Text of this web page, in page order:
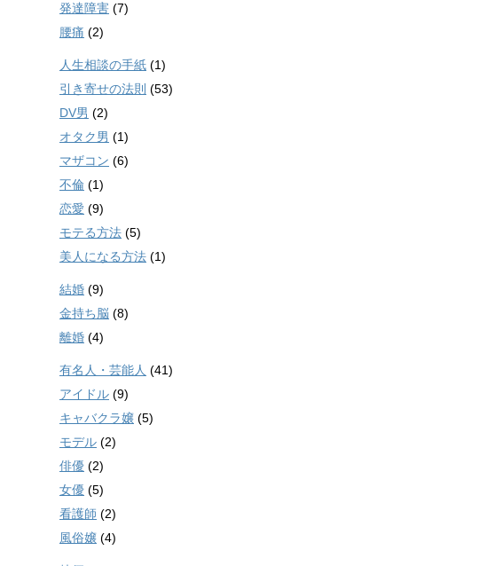
発達障害 (7)
腰痛 (2)
人生相談の手紙 (1)
引き寄せの法則 (53)
DV男 (2)
オタク男 (1)
マザコン (6)
不倫 (1)
恋愛 (9)
モテる方法 (5)
美人になる方法 (1)
結婚 (9)
金持ち脳 (8)
離婚 (4)
有名人・芸能人 (41)
アイドル (9)
キャバクラ嬢 (5)
モデル (2)
俳優 (2)
女優 (5)
看護師 (2)
風俗嬢 (4)